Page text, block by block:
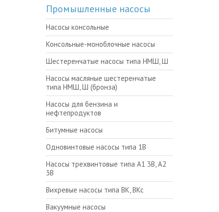
Промышленные насосы
Насосы консольные
Консольные-моноблочные насосы
Шестеренчатые насосы типа НМШ, Ш
Насосы масляные шестеренчатые
типа НМШ, Ш (бронза)
Насосы для бензина и
нефтепродуктов
Битумные насосы
Одновинтовые насосы типа 1В
Насосы трехвинтовые типа А1 3В, А2
3В
Вихревые насосы типа ВК, ВКс
Вакуумные насосы